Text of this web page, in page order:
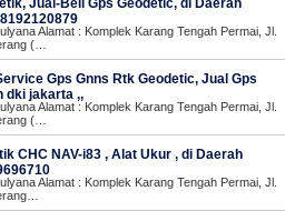
Jual-Beli Gps Geodetic, di Daerah
Alamat : Komplek Karang Tengah Permai, Jl.
(…
Gps Gnns Rtk Geodetic, Jual Gps
jakarta ,,
Alamat : Komplek Karang Tengah Permai, Jl.
(…
CHC NAV-i83 , Alat Ukur , di Daerah
Alamat : Komplek Karang Tengah Permai, Jl.